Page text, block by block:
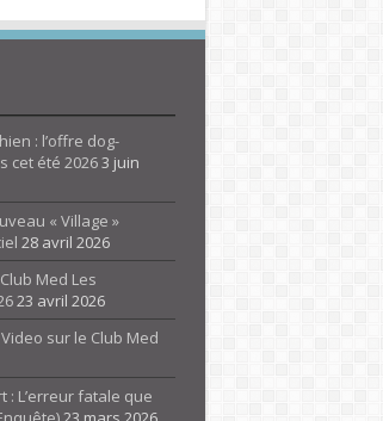
: l’offre dog-
cet été 20263 juin
« Village »
28 avril 2026
Med Les
23 avril 2026
sur le Club Med
: L’erreur fatale que